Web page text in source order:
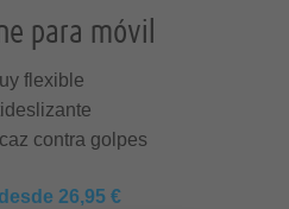
para móvil
flexible
contra golpes
26,95 €